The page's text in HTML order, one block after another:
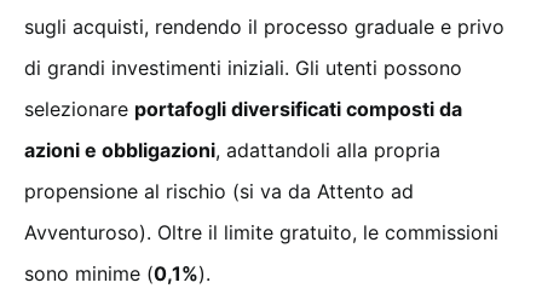
sugli acquisti, rendendo il processo graduale e privo
di grandi investimenti iniziali. Gli utenti possono
selezionare portafogli diversificati composti da
azioni e obbligazioni, adattandoli alla propria
propensione al rischio (si va da Attento ad
Avventuroso). Oltre il limite gratuito, le commissioni
sono minime (0,1%).